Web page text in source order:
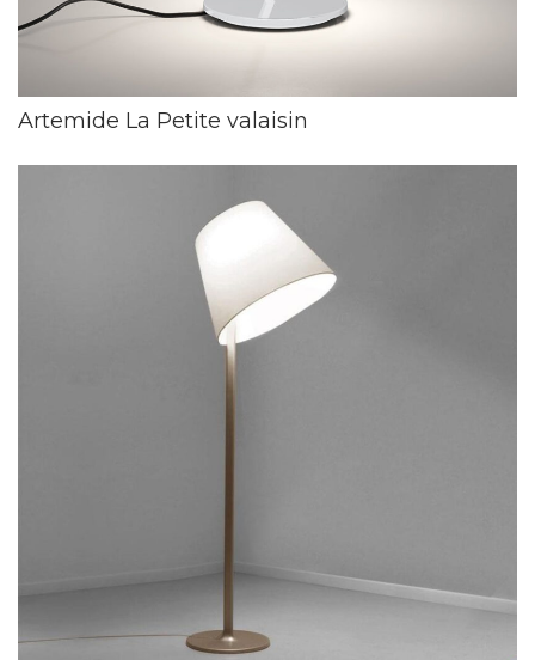
Artemide La Petite valaisin